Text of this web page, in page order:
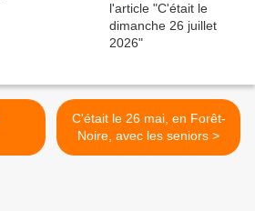
C'était le 26 mai, en Forêt-
Noire, avec les seniors >